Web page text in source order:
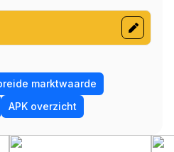
marktwaarde
APK overzicht